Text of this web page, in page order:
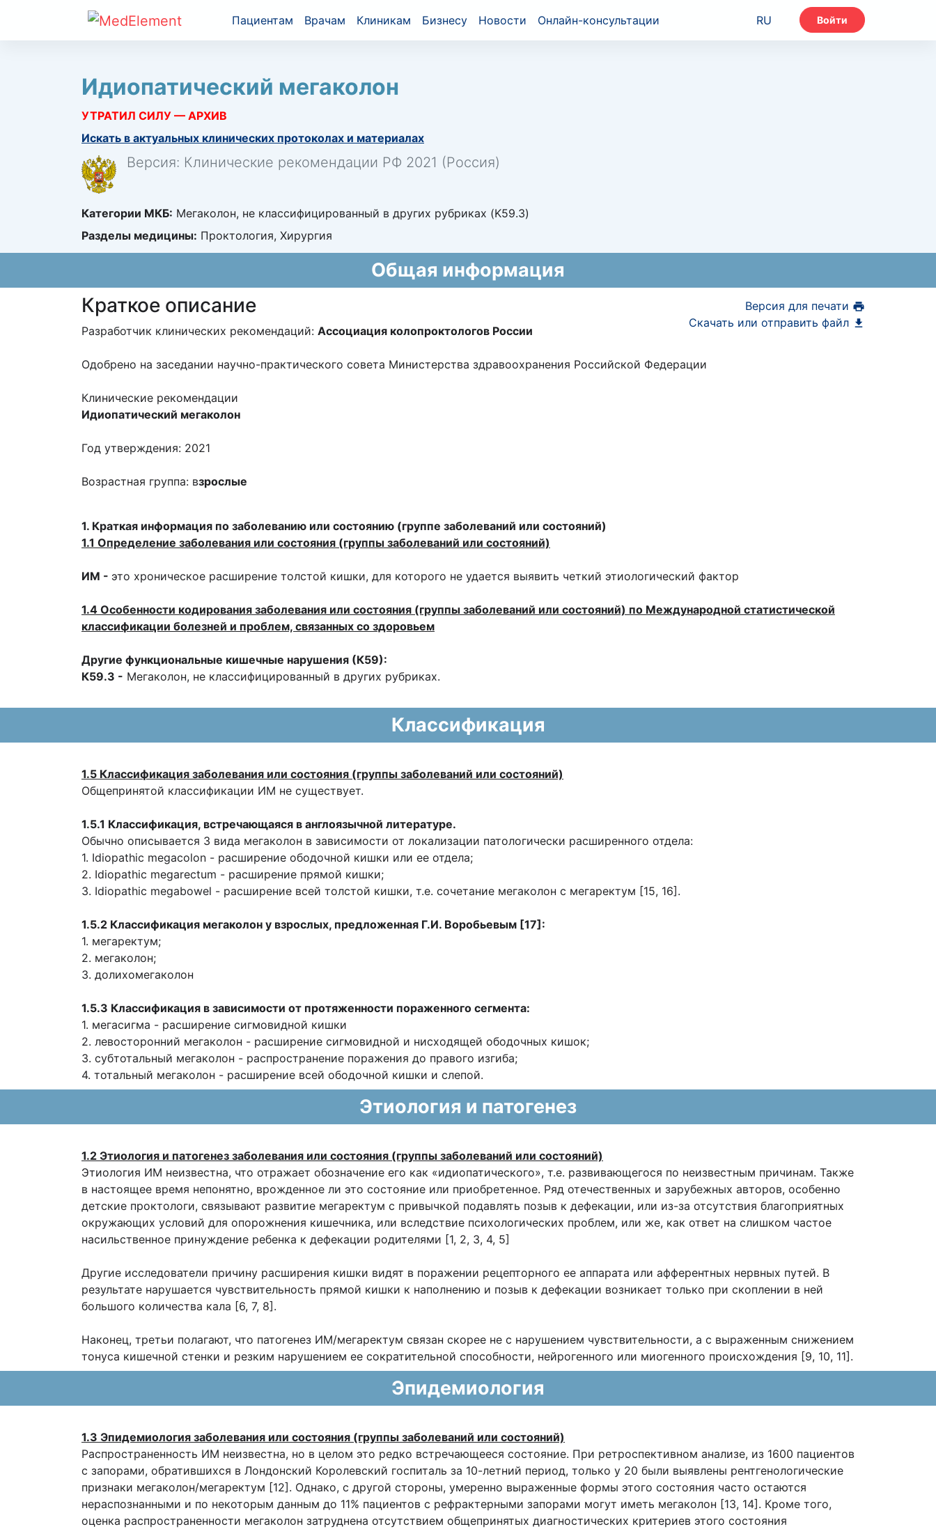
Пациентам Врачам Клиникам Бизнесу Новости Онлайн-консультации RU Войти
Идиопатический мегаколон
УТРАТИЛ СИЛУ — АРХИВ
Искать в актуальных клинических протоколах и материалах
Версия: Клинические рекомендации РФ 2021 (Россия)
Категории МКБ: Мегаколон, не классифицированный в других рубриках (K59.3)
Разделы медицины: Проктология, Хирургия
Общая информация
Версия для печати
Скачать или отправить файл
Краткое описание
Разработчик клинических рекомендаций: Ассоциация колопроктологов России
Одобрено на заседании научно-практического совета Министерства здравоохранения Российской Федерации
Клинические рекомендации
Идиопатический мегаколон
Год утверждения: 2021
Возрастная группа: взрослые
1. Краткая информация по заболеванию или состоянию (группе заболеваний или состояний)
1.1 Определение заболевания или состояния (группы заболеваний или состояний)
ИМ - это хроническое расширение толстой кишки, для которого не удается выявить четкий этиологический фактор
1.4 Особенности кодирования заболевания или состояния (группы заболеваний или состояний) по Международной статистической
классификации болезней и проблем, связанных со здоровьем
Другие функциональные кишечные нарушения (К59):
К59.3 - Мегаколон, не классифицированный в других рубриках.
Классификация
1.5 Классификация заболевания или состояния (группы заболеваний или состояний)
Общепринятой классификации ИМ не существует.
1.5.1 Классификация, встречающаяся в англоязычной литературе.
Обычно описывается 3 вида мегаколон в зависимости от локализации патологически расширенного отдела:
1. Idiopathic megacolon - расширение ободочной кишки или ее отдела;
2. Idiopathic megarectum - расширение прямой кишки;
3. Idiopathic megabowel - расширение всей толстой кишки, т.е. сочетание мегаколон с мегаректум [15, 16].
1.5.2 Классификация мегаколон у взрослых, предложенная Г.И. Воробьевым [17]:
1. мегаректум;
2. мегаколон;
3. долихомегаколон
1.5.3 Классификация в зависимости от протяженности пораженного сегмента:
1. мегасигма - расширение сигмовидной кишки
2. левосторонний мегаколон - расширение сигмовидной и нисходящей ободочных кишок;
3. субтотальный мегаколон - распространение поражения до правого изгиба;
4. тотальный мегаколон - расширение всей ободочной кишки и слепой.
Этиология и патогенез
1.2 Этиология и патогенез заболевания или состояния (группы заболеваний или состояний)
Этиология ИМ неизвестна, что отражает обозначение его как «идиопатического», т.е. развивающегося по неизвестным причинам. Также
в настоящее время непонятно, врожденное ли это состояние или приобретенное. Ряд отечественных и зарубежных авторов, особенно
детские проктологи, связывают развитие мегаректум с привычкой подавлять позыв к дефекации, или из-за отсутствия благоприятных
окружающих условий для опорожнения кишечника, или вследствие психологических проблем, или же, как ответ на слишком частое
насильственное принуждение ребенка к дефекации родителями [1, 2, 3, 4, 5]
Другие исследователи причину расширения кишки видят в поражении рецепторного ее аппарата или афферентных нервных путей. В
результате нарушается чувствительность прямой кишки к наполнению и позыв к дефекации возникает только при скоплении в ней
большого количества кала [6, 7, 8].
Наконец, третьи полагают, что патогенез ИМ/мегаректум связан скорее не с нарушением чувствительности, а с выраженным снижением
тонуса кишечной стенки и резким нарушением ее сократительной способности, нейрогенного или миогенного происхождения [9, 10, 11].
Эпидемиология
1.3 Эпидемиология заболевания или состояния (группы заболеваний или состояний)
Распространенность ИМ неизвестна, но в целом это редко встречающееся состояние. При ретроспективном анализе, из 1600 пациентов
с запорами, обратившихся в Лондонский Королевский госпиталь за 10-летний период, только у 20 были выявлены рентгенологические
признаки мегаколон/мегаректум [12]. Однако, с другой стороны, умеренно выраженные формы этого состояния часто остаются
нераспознанными и по некоторым данным до 11% пациентов с рефрактерными запорами могут иметь мегаколон [13, 14]. Кроме того,
оценка распространенности мегаколон затруднена отсутствием общепринятых диагностических критериев этого состояния